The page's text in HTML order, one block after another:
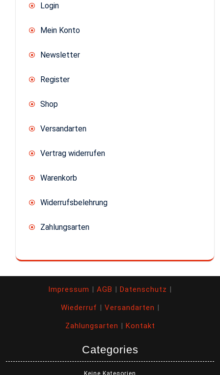
Login
Mein Konto
Newsletter
Register
Shop
Versandarten
Vertrag widerrufen
Warenkorb
Widerrufsbelehrung
Zahlungsarten
Impressum | AGB | Datenschutz |
Wiederruf | Versandarten |
Zahlungsarten | Kontakt
Categories
Keine Kategorien